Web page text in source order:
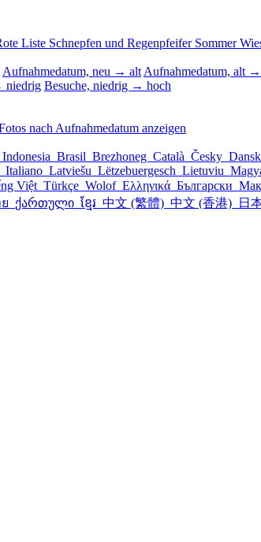
Liste Schnepfen und Regenpfeifer Sommer
Aufnahmedatum, neu → altAufnahmedatum, alt
niedrig Besuche, niedrig → hoch
nach Aufnahmedatum anzeigen
Indonesia Brasil Brezhoneg Català Česky Dansk
Italiano Latviešu Lëtzebuergesch Lietuviu
Việt Türkçe Wolof Ελληνικά Български
ქართული ខ្មែរ 中文 (繁體) 中文 (香港) 日